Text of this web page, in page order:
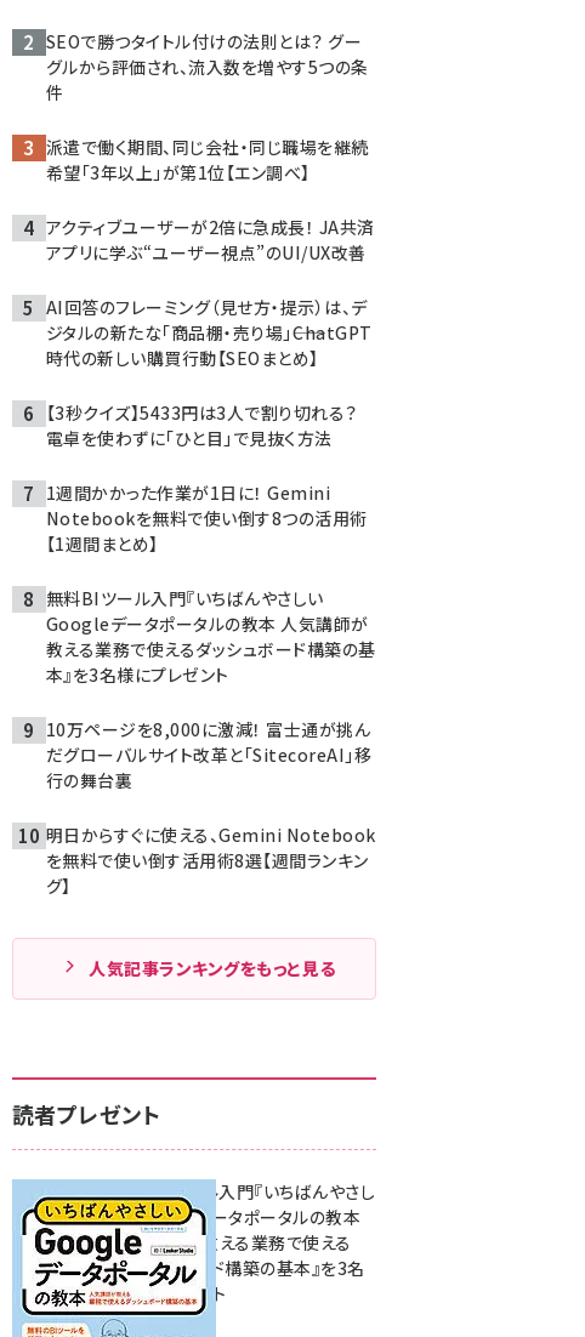
SEOで勝つタイトル付けの法則とは？ グー
グルから評価され、流入数を増やす5つの条
件
派遣で働く期間、同じ会社・同じ職場を継続
希望「3年以上」が第1位【エン調べ】
アクティブユーザーが2倍に急成長！ JA共済
アプリに学ぶ“ユーザー視点”のUI/UX改善
AI回答のフレーミング（見せ方・提示）は、デ
ジタルの新たな「商品棚・売り場」――ChatGPT
時代の新しい購買行動【SEOまとめ】
【3秒クイズ】5433円は3人で割り切れる？
電卓を使わずに「ひと目」で見抜く方法
1週間かかった作業が1日に！ Gemini
Notebookを無料で使い倒す8つの活用術
【1週間まとめ】
無料BIツール入門『いちばんやさしい
Googleデータポータルの教本 人気講師が
教える業務で使えるダッシュボード構築の基
本』を3名様にプレゼント
10万ページを8,000に激減！ 富士通が挑ん
だグローバルサイト改革と「SitecoreAI」移
行の舞台裏
明日からすぐに使える、Gemini Notebook
を無料で使い倒す活用術8選【週間ランキン
グ】
人気記事ランキングをもっと見る
読者プレゼント
無料BIツール入門『いちばんやさし
いGoogleデータポータルの教本
人気講師が教える業務で使える
ダッシュボード構築の基本』を3名
様にプレゼント
7月31日 10:00